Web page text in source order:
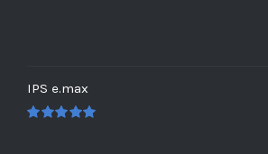
IPS e.max